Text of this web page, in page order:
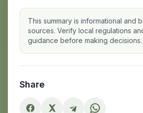
This summary is informational and
sources. Verify local regulations
guidance before making decisions.
Share